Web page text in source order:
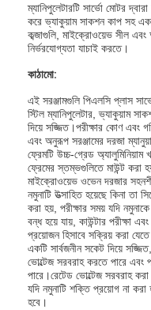
ম্যানিপুলেটারটি সার্ভো মোটর
করে ভ্যাকুয়াম সাকশন কাপ সহ
কব্জাগুলি, মাইক্রোওয়েভ সীল এবং
নির্ভরযোগ্যতা যাচাই করতে।
কাঠামো:
এই সরঞ্জামগুলি পিএলসি প্লাস
স্টিল ম্যানিপুলেটার, ভ্যাকুয়াম
দিয়ে সজ্জিত।পরীক্ষার কোণ এবং
এবং অনুরূপ সরঞ্জামের দরজা
ফ্রেমটি উচ্চ-গ্রেড অ্যালুমিনিয়াম
ফ্রেমের স্তম্ভগুলিতে মাউন্ট করা
মাইক্রোওয়েভ ওভেন দরজার
নমুনাটি উত্সাহিত হয়েছে কিনা তা
করা হয়, পরীক্ষার সময় যদি
বন্ধ হয়ে যায়, কাউন্টার পরীক্ষা
প্রয়োজন হিসাবে সক্রিয় করা যেতে
একটি সার্বজনীন সকেট দিয়ে
ভোল্টেজ সরবরাহ করতে পারে এবং
পারে।রেটেড ভোল্টেজ সরবরাহ
যদি নমুনাটি শক্তি প্রয়োগ না করা
হবে।